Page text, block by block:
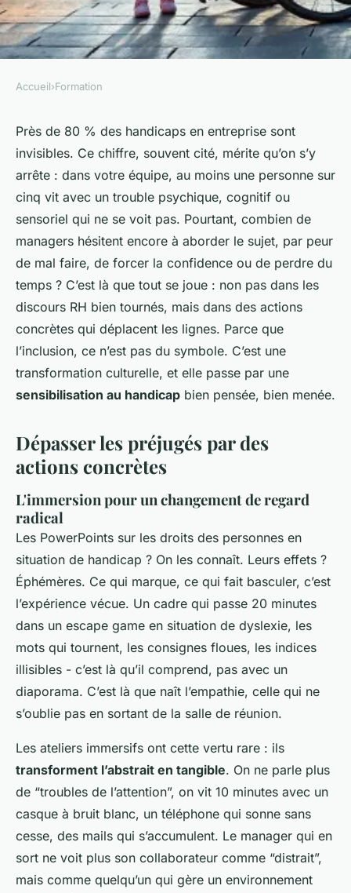
Top actions pour promouvoir
la sensibilisation au handicap
Tobie •26/05/2026 18:43•9 min de lecture
Accueil›Formation
Près de 80 % des handicaps en entreprise sont
invisibles. Ce chiffre, souvent cité, mérite qu’on s’y
arrête : dans votre équipe, au moins une personne sur
cinq vit avec un trouble psychique, cognitif ou
sensoriel qui ne se voit pas. Pourtant, combien de
managers hésitent encore à aborder le sujet, par peur
de mal faire, de forcer la confidence ou de perdre du
temps ? C’est là que tout se joue : non pas dans les
discours RH bien tournés, mais dans des actions
concrètes qui déplacent les lignes. Parce que
l’inclusion, ce n’est pas du symbole. C’est une
transformation culturelle, et elle passe par une
sensibilisation au handicap bien pensée, bien menée.
Dépasser les préjugés par des
actions concrètes
L'immersion pour un changement de regard
radical
Les PowerPoints sur les droits des personnes en
situation de handicap ? On les connaît. Leurs effets ?
Éphémères. Ce qui marque, ce qui fait basculer, c’est
l’expérience vécue. Un cadre qui passe 20 minutes
dans un escape game en situation de dyslexie, les
mots qui tournent, les consignes floues, les indices
illisibles - c’est là qu’il comprend, pas avec un
diaporama. C’est là que naît l’empathie, celle qui ne
s’oublie pas en sortant de la salle de réunion.
Les ateliers immersifs ont cette vertu rare : ils
transforment l’abstrait en tangible. On ne parle plus
de “troubles de l’attention”, on vit 10 minutes avec un
casque à bruit blanc, un téléphone qui sonne sans
cesse, des mails qui s’accumulent. Le manager qui en
sort ne voit plus son collaborateur comme “distrait”,
mais comme quelqu’un qui gère un environnement